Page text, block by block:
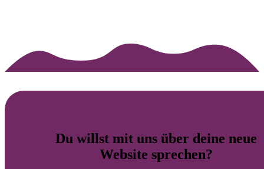
Du willst mit uns über deine neue
Website sprechen?